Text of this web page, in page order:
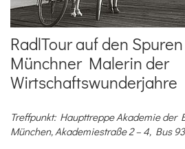
RadlTour auf den
Münchner Malerin der
Wirtschaftswunderjahre
Treffpunkt: Haupttreppe Akademie der
München, Akademiestraße 2 – 4, Bus